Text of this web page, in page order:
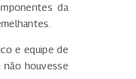
da
e equipe de
não houvesse